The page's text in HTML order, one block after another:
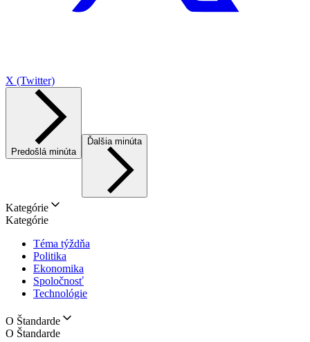
X (Twitter)
Predošlá minúta
Ďalšia minúta
Kategórie
Kategórie
Téma týždňa
Politika
Ekonomika
Spoločnosť
Technológie
O Štandarde
O Štandarde